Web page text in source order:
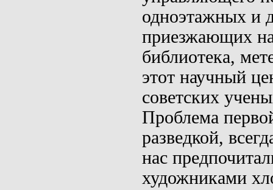
одноэтажных и
приезжающих
библиотека,
этот научный
советских
Проблема
разведкой,
нас
художниками